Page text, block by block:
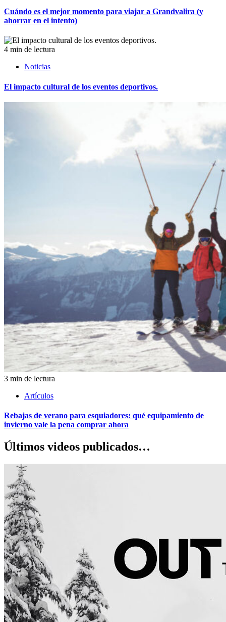
Cuándo es el mejor momento para viajar a Grandvalira (y
ahorrar en el intento)
4 min de lectura
Noticias
El impacto cultural de los eventos deportivos.
3 min de lectura
Artículos
Rebajas de verano para esquiadores: qué equipamiento de
invierno vale la pena comprar ahora
Últimos videos publicados…